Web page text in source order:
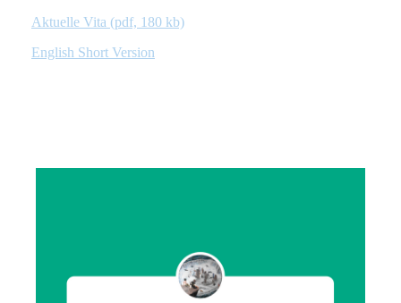
Aktuelle Vita (pdf, 180 kb)
English Short Version